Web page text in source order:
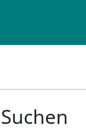
Suchen